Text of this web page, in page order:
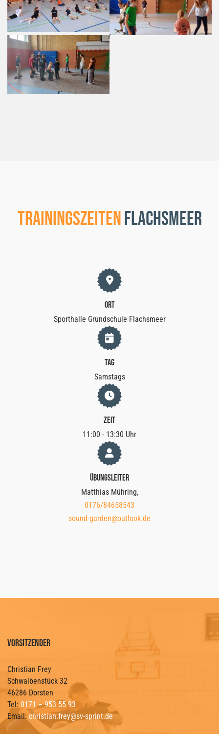
TrainingszeitenFlachsmeer
Ort
Sporthalle Grundschule Flachsmeer
Tag
Samstags
Zeit
11:00 - 13:30 Uhr
Übungsleiter
Matthias Mühring,
0176/84658543
sound-garden@outlook.de
Vorsitzender
Christian Frey
Schwalbenstück 32
46286 Dorsten
Tel: 0171 – 953 55 93
Email: christian.frey@sv-sprint.de